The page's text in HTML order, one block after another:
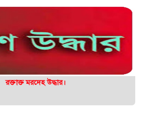
রক্তাক্ত মরদেহ উদ্ধার।